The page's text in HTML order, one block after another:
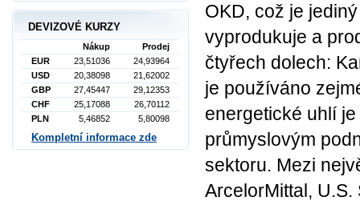
OKD, což je
vyprodukuje a
čtyřech dolech:
je používáno
energetické uhlí
průmyslovým
sektoru. Mezi
ArcelorMittal,
DEVIZOVÉ KURZY
Nákup
Prodej
EUR
23,51036
24,93964
USD
20,38098
21,62002
GBP
27,45447
29,12353
CHF
25,17088
26,70112
PLN
5,46852 5,80098
Kompletní informace zde